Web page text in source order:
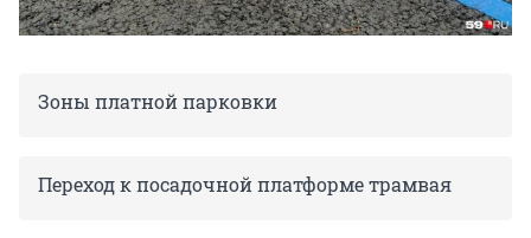
Зоны платной парковки
Переход к посадочной платформе трамвая